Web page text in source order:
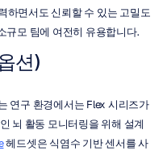
하면서도 신뢰할 수 있는 고밀도
규모 팀에 여전히 유용합니다.
션)
연구 환경에서는 Flex 시리즈가
뇌 활동 모니터링을 위해 설계
헤드셋은 식염수 기반 센서를 사